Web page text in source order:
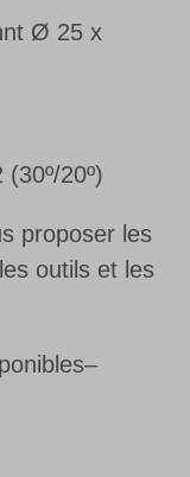
Ø 25 x
(30º/20º)
proposer les
outils et les